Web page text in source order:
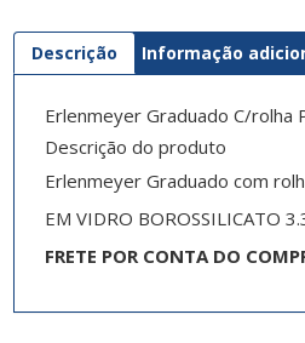
Descrição Informação
Erlenmeyer Graduado C/rolha
Descrição do produto
Erlenmeyer Graduado com
EM VIDRO BOROSSILICATO
FRETE POR CONTA DO